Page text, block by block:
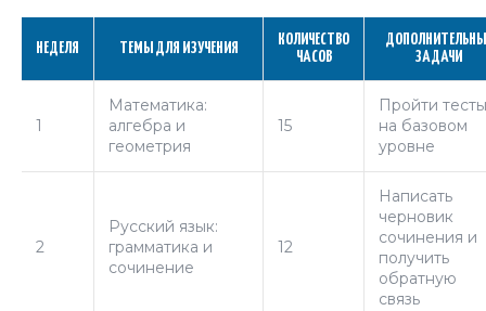
НЕДЕЛЯ ТЕМЫ ДЛЯ ИЗУЧЕНИЯ
КОЛИЧЕСТВО
ЧАСОВ
ЗАДАЧИ
1
Математика:
алгебра и
геометрия
15
Пройти тесты
на базовом
уровне
2
Русский язык:
грамматика и
сочинение
12
Написать
черновик
сочинения и
получить
обратную
связь